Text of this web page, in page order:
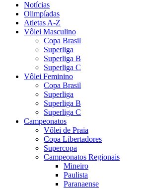
Notícias
Olimpíadas
Atletas A-Z
Vôlei Masculino
Copa Brasil
Superliga
Superliga B
Superliga C
Vôlei Feminino
Copa Brasil
Superliga
Superliga B
Superliga C
Campeonatos
Vôlei de Praia
Copa Libertadores
Supercopa
Campeonatos Regionais
Mineiro
Paulista
Paranaense